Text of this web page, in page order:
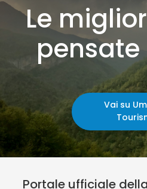
Le
Vai su
Portale ufficiale